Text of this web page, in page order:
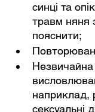
синці та
травм няня
пояснити;
Незвичайна
наприклад,
сексуальні